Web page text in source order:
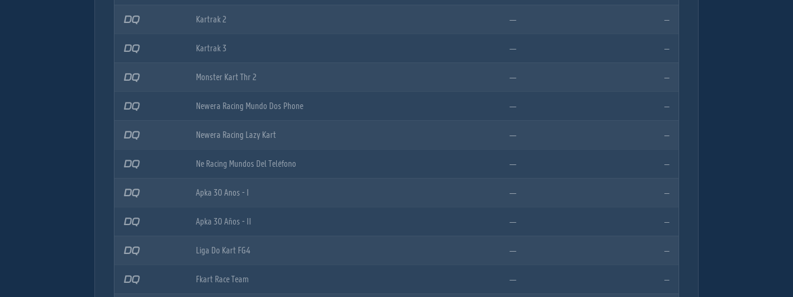
DQ Kartrak 2 — —
DQ Kartrak 3 — —
DQ Monster Kart Thr 2 — —
DQ Newera Racing Mundo Dos Phone — —
DQ Newera Racing Lazy Kart — —
DQ Ne Racing Mundos Del Teléfono — —
DQ Apka 30 Anos - I — —
DQ Apka 30 Años - II — —
DQ Liga Do Kart FG4 — —
DQ Fkart Race Team — —